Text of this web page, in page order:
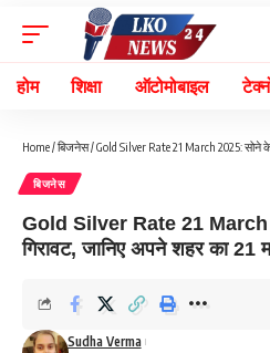
होम शिक्षा ऑटोमोबाइल
Home/बिजनेस/Gold Silver Rate 21 March 2025: सोने के भाव
बिजनेस
Gold Silver Rate 21 March
गिरावट, जानिए अपने शहर का 21
Sudha Verma